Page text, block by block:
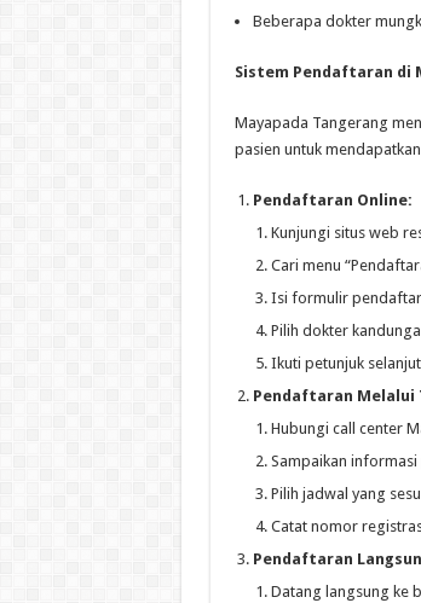
Beberapa dokter
Sistem Pendaftaran di
Mayapada Tangerang
pasien untuk
Pendaftaran Online:
Kunjungi situs web
Cari menu
Isi formulir
Pilih dokter
Ikuti petunjuk
Pendaftaran Melalui
Hubungi call center
Sampaikan
Pilih jadwal yang
Catat nomor
Pendaftaran
Datang langsung ke